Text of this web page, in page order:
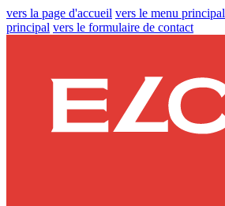
vers la page d'accueil vers le menu principal
principal vers le formulaire de contact